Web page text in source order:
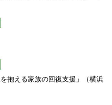
抱える家族の回復支援」（横浜